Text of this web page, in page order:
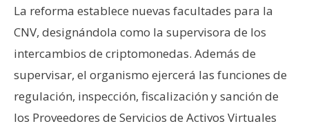
La reforma establece nuevas facultades para la
CNV, designándola como la supervisora de los
intercambios de criptomonedas. Además de
supervisar, el organismo ejercerá las funciones de
regulación, inspección, fiscalización y sanción de
los Proveedores de Servicios de Activos Virtuales